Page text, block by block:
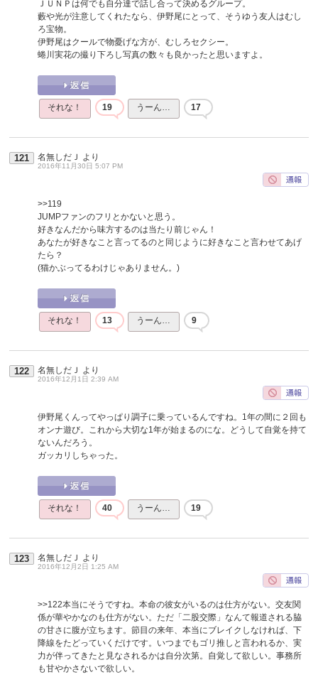
ＪＵＮＰは何でも自分達で話し合って決めるグループ。
藪や光が注意してくれたなら、伊野尾にとって、そうゆう友人はむし
ろ宝物。
伊野尾はクールで物憂げな方が、むしろセクシー。
蜷川実花の撮り下ろし写真の数々も良かったと思いますよ。
それな！ 19 うーん… 17
121 名無しだＪ より
2016年11月30日 5:07 PM
>>119
JUMPファンのフリとかないと思う。
好きなんだから味方するのは当たり前じゃん！
あなたが好きなこと言ってるのと同じように好きなこと言わせてあげ
たら？
(猫かぶってるわけじゃありません。)
それな！ 13 うーん… 9
122 名無しだＪ より
2016年12月1日 2:39 AM
伊野尾くんってやっぱり調子に乗っているんですね。1年の間に２回も
オンナ遊び。これから大切な1年が始まるのにな。どうして自覚を持て
ないんだろう。
ガッカリしちゃった。
それな！ 40 うーん… 19
123 名無しだＪ より
2016年12月2日 1:25 AM
>>122本当にそうですね。本命の彼女がいるのは仕方がない。交友関
係が華やかなのも仕方がない。ただ「二股交際」なんて報道される脇
の甘さに腹が立ちます。節目の来年、本当にブレイクしなければ、下
降線をたどっていくだけです。いつまでもゴリ推しと言われるか、実
力が伴ってきたと見なされるかは自分次第。自覚して欲しい。事務所
も甘やかさないで欲しい。